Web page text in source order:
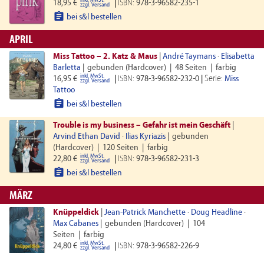
18,95 € zzgl. Versand ISBN: 978-3-96582-235-1
 bei s&l bestellen
APRIL
Miss Tattoo – 2. Katz & Maus| André Taymans · Elisabetta
Barletta
gebunden (Hardcover) 48 Seiten
farbig
16,95 € inkl. MwSt.
zzgl. Versand ISBN: 978-3-96582-232-0 Serie: Miss
Tattoo
 bei s&l bestellen
Trouble is my business – Gefahr ist mein Geschäft|
Arvind Ethan David · Ilias Kyriazis
gebunden
(Hardcover)
120 Seiten
farbig
22,80 € inkl. MwSt.
zzgl. Versand ISBN: 978-3-96582-231-3
 bei s&l bestellen
MÄRZ
Knüppeldick| Jean-Patrick Manchette · Doug Headline ·
Max Cabanes
gebunden (Hardcover)
104
Seiten
farbig
24,80 € inkl. MwSt.
zzgl. Versand ISBN: 978-3-96582-226-9